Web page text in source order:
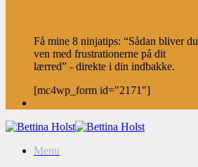
Få mine 8 ninjatips: “Sådan bliver du
ven med frustrationerne på dit
lærred” - direkte i din indbakke.
[mc4wp_form id="2171"]
Menu